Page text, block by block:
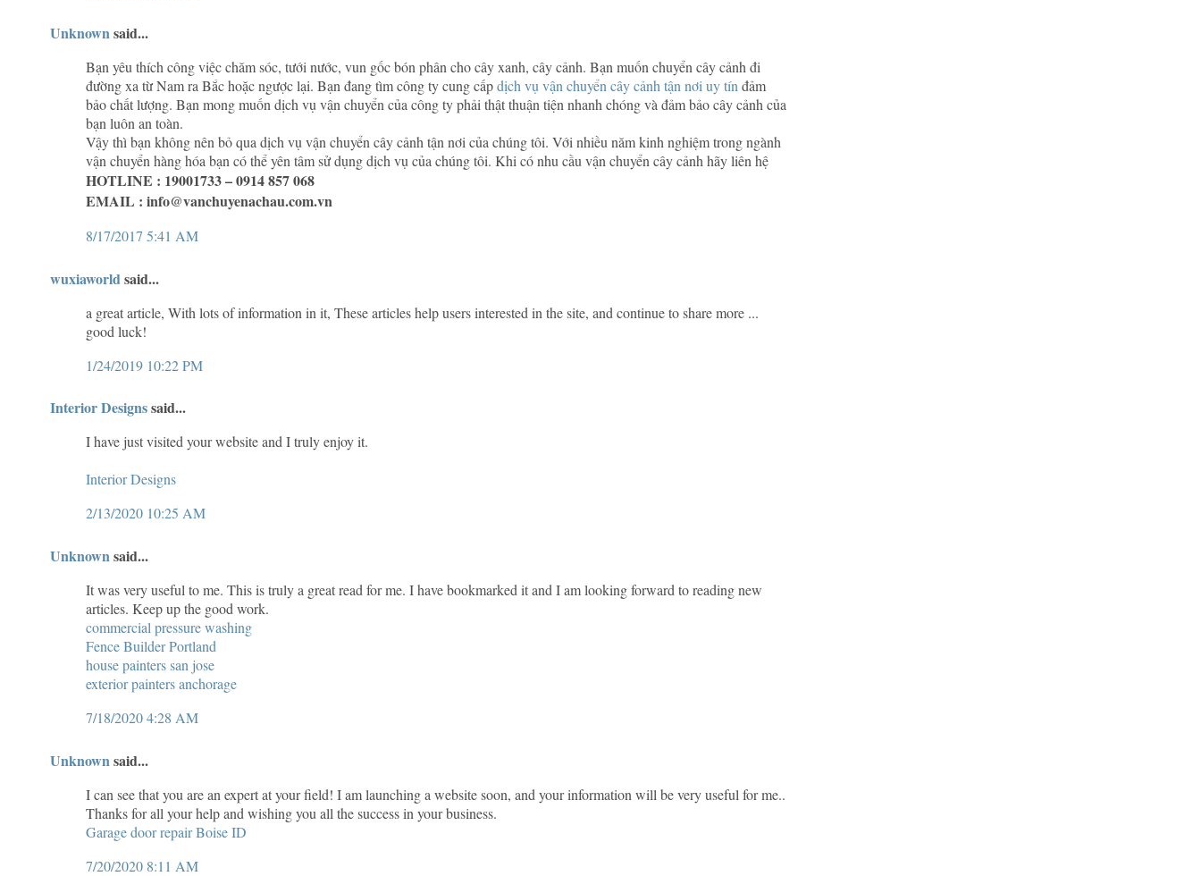
Unknownsaid...
Bạn yêu thích công việc chăm sóc, tưới nước, vun gốc bón phân cho cây xanh, cây cảnh. Bạn muốn chuyển cây cảnh đi
đường xa từ Nam ra Bắc hoặc ngược lại. Bạn đang tìm công ty cung cấpdịch vụ vận chuyển cây cảnh tận nơi uy tín đảm
bảo chất lượng. Bạn mong muốn dịch vụ vận chuyển của công ty phải thật thuận tiện nhanh chóng và đảm bảo cây cảnh của
bạn luôn an toàn.
Vậy thì bạn không nên bỏ qua dịch vụ vận chuyển cây cảnh tận nơi của chúng tôi. Với nhiều năm kinh nghiệm trong ngành
vận chuyển hàng hóa bạn có thể yên tâm sử dụng dịch vụ của chúng tôi. Khi có nhu cầu vận chuyển cây cảnh hãy liên hệ
HOTLINE : 19001733 – 0914 857 068
EMAIL : info@vanchuyenachau.com.vn
8/17/2017 5:41 AM
wuxiaworld said...
a great article, With lots of information in it, These articles help users interested in the site, and continue to share more ...
good luck!
1/24/2019 10:22 PM
Interior Designssaid...
I have just visited your website and I truly enjoy it.
Interior Designs
2/13/2020 10:25 AM
Unknownsaid...
It was very useful to me. This is truly a great read for me. I have bookmarked it and I am looking forward to reading new
articles. Keep up the good work.
commercial pressure washing
Fence Builder Portland
house painters san jose
exterior painters anchorage
7/18/2020 4:28 AM
Unknownsaid...
I can see that you are an expert at your field! I am launching a website soon, and your information will be very useful for me..
Thanks for all your help and wishing you all the success in your business.
Garage door repair Boise ID
7/20/2020 8:11 AM